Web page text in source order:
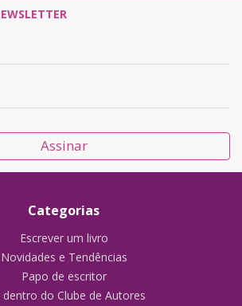
Assinar
Categorias
Escrever um livro
Novidades e Tendências
Papo de escritor
dentro do Clube de Autores